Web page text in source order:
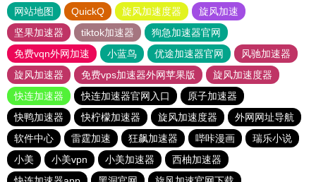
网站地图 QuickQ 旋风加速度器
旋风加速
坚果加速器
tiktok加速器
狗急加速器官网
免费vqn外网加速
小蓝鸟 优途加速器官网
风驰加速器
旋风加速器
免费vps加速器外网苹果版
旋风加速度器
快连加速器
快连加速器官网入口
原子加速器
快鸭加速器
快柠檬加速器 旋风加速度器
外网网址导航
软件中心
雷霆加速 狂飙加速器 哔咔漫画
瑞乐小说
小美
小美vpn 小美加速器
西柚加速器